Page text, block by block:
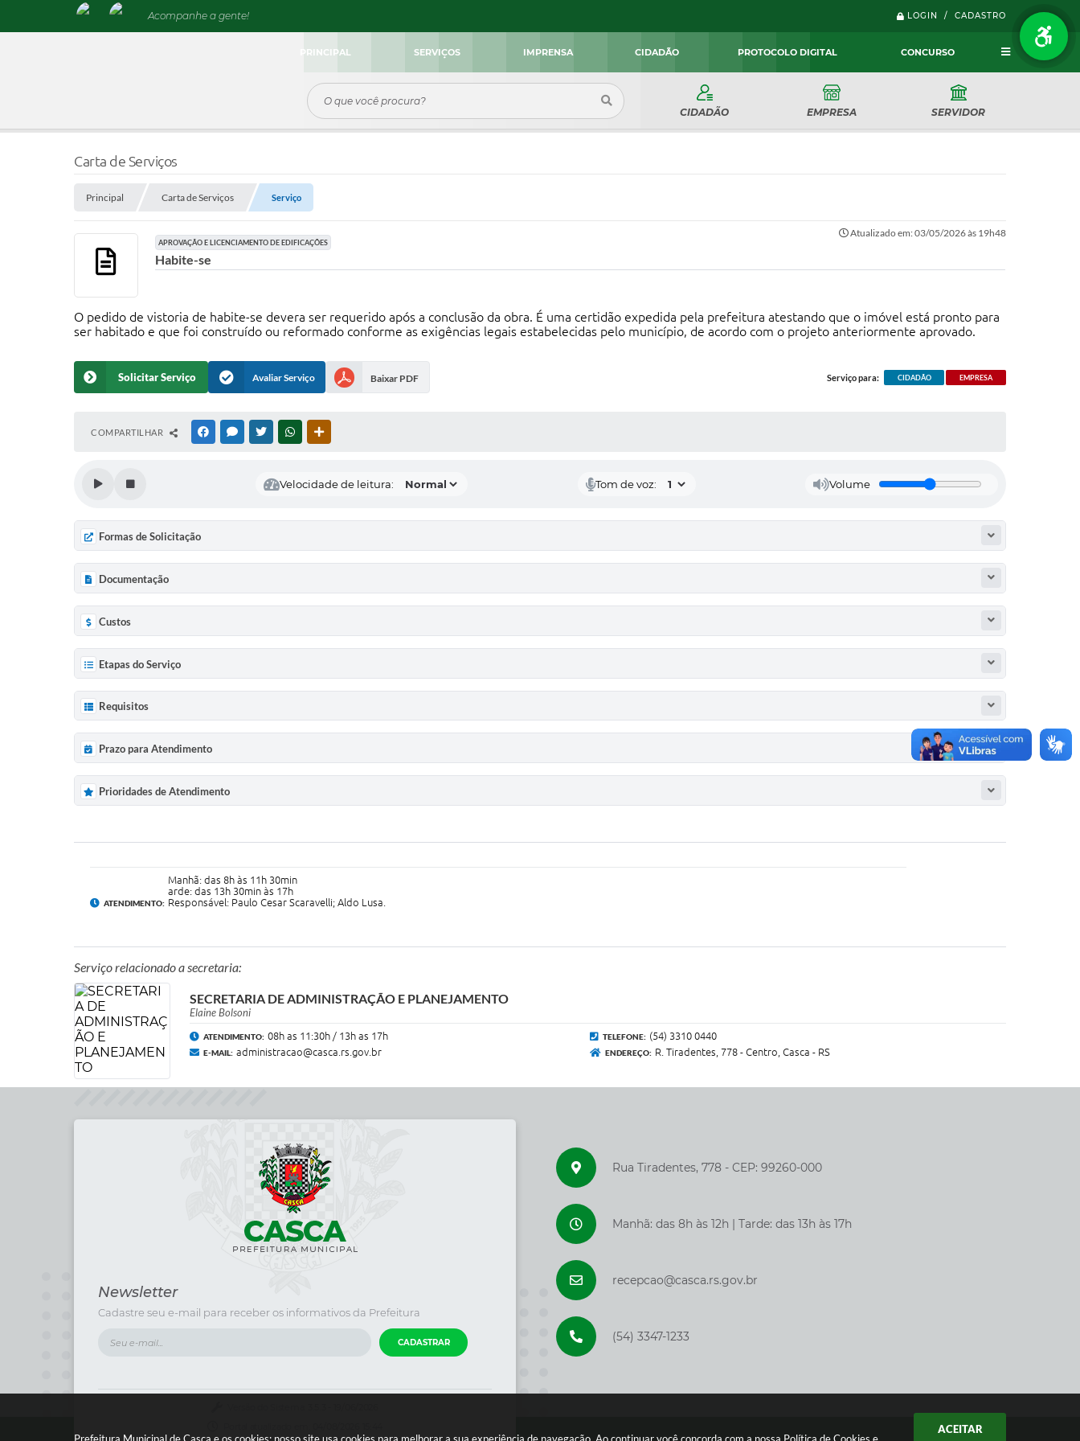
ACEITAR
LOGIN / CADASTRO
Acompanhe a gente!
PRINCIPAL SERVIÇOS IMPRENSA CIDADÃO PROTOCOLO DIGITAL CONCURSO
CIDADÃO EMPRESA SERVIDOR
Carta de Serviços
Principal Carta de Serviços Serviço
Atualizado em: 03/05/2026 às 19h48
APROVAÇÃO E LICENCIAMENTO DE EDIFICAÇÕES
Habite-se
O pedido de vistoria de habite-se devera ser requerido após a conclusão da obra. É uma certidão expedida pela prefeitura atestando que o imóvel está pronto para
ser habitado e que foi construído ou reformado conforme as exigências legais estabelecidas pelo município, de acordo com o projeto anteriormente aprovado.
Solicitar Serviço Avaliar Serviço Baixar PDF Serviço para: CIDADÃO EMPRESA
COMPARTILHAR FACEBOOKMESSENGER
TWITTERWHATSAPP
Velocidade de leitura: Tom de voz: Volume
Formas de Solicitação
Documentação
Custos
Etapas do Serviço
Requisitos
Prazo para Atendimento
Prioridades de Atendimento
ATENDIMENTO:
Manhã: das 8h às 11h 30min
arde: das 13h 30min às 17h
Responsável: Paulo Cesar Scaravelli; Aldo Lusa.
Serviço relacionado a secretaria:
SECRETARIA DE ADMINISTRAÇÃO E PLANEJAMENTO
Elaine Bolsoni
ATENDIMENTO: 08h as 11:30h / 13h as 17h TELEFONE: (54) 3310 0440
E-MAIL: administracao@casca.rs.gov.br ENDEREÇO: R. Tiradentes, 778 - Centro, Casca - RS
Newsletter
Cadastre seu e-mail para receber os informativos da Prefeitura
CADASTRAR
Rua Tiradentes, 778 - CEP: 99260-000
Manhã: das 8h às 12h | Tarde: das 13h às 17h
recepcao@casca.rs.gov.br
(54) 3347-1233